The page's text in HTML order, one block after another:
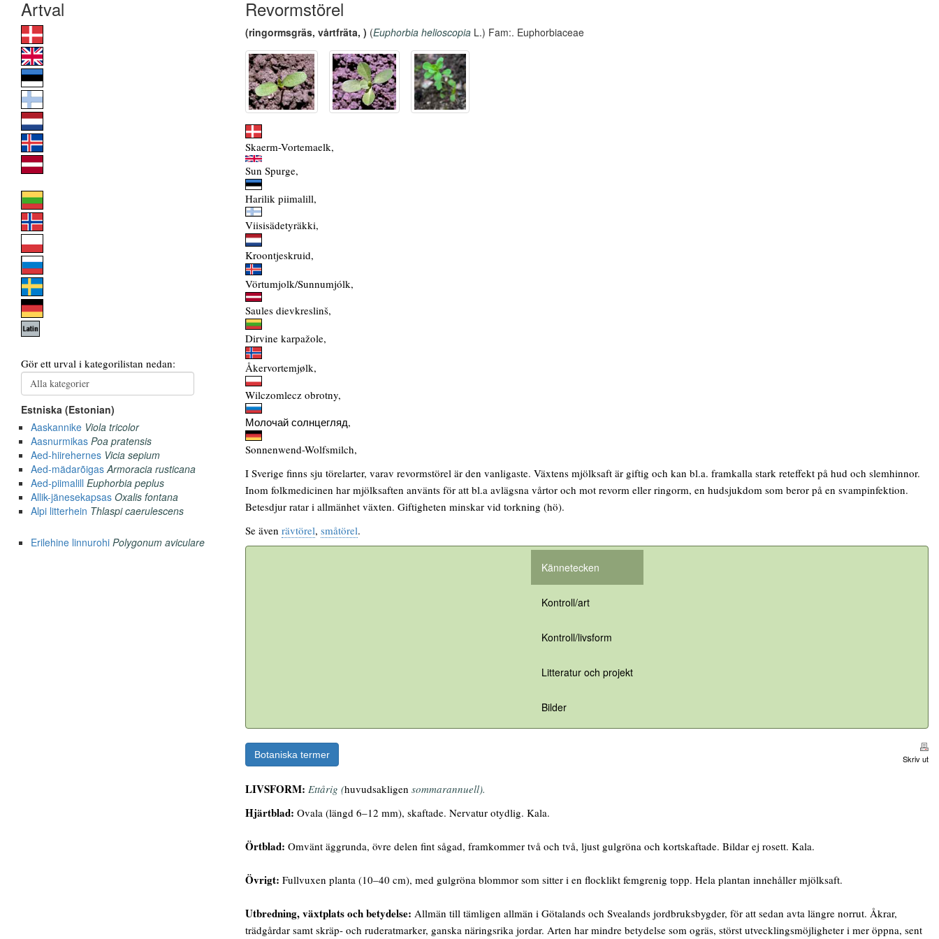
Revormstörel
(ringormsgräs, vårtfräta, ) (Euphorbia helioscopia L.) Fam:. Euphorbiaceae
Skaerm-Vortemaelk,
Sun Spurge,
Harilik piimalill,
Viisisädetyräkki,
Kroontjeskruid,
Vörtumjolk/Sunnumjólk,
Saules dievkreslinš,
Dirvine karpažole,
Åkervortemjølk,
Wilczomlecz obrotny,
Молочай солнцегляд,
Sonnenwend-Wolfsmilch,
I Sverige finns sju törelarter, varav revormstörel är den vanligaste. Växtens mjölksaft är giftig och kan bl.a. framkalla stark reteffekt på hud och slemhinnor.
Inom folkmedicinen har mjölksaften använts för att bl.a avlägsna vårtor och mot revorm eller ringorm, en hudsjukdom som beror på en svampinfektion.
Betesdjur ratar i allmänhet växten. Giftigheten minskar vid torkning (hö).
Se även rävtörel, småtörel.
Kännetecken
Kontroll/art
Kontroll/livsform
Litteratur och projekt
Bilder
Botaniska termer Skriv ut
LIVSFORM: Ettårig (huvudsakligen sommarannuell).
Hjärtblad: Ovala (längd 6–12 mm), skaftade. Nervatur otydlig. Kala.
Örtblad: Omvänt äggrunda, övre delen fint sågad, framkommer två och två, ljust gulgröna och kortskaftade. Bildar ej rosett. Kala.
Övrigt: Fullvuxen planta (10–40 cm), med gulgröna blommor som sitter i en flocklikt femgrenig topp. Hela plantan innehåller mjölksaft.
Utbredning, växtplats och betydelse: Allmän till tämligen allmän i Götalands och Svealands jordbruksbygder, för att sedan avta längre norrut. Åkrar,
trädgårdar samt skräp- och ruderatmarker, ganska näringsrika jordar. Arten har mindre betydelse som ogräs, störst utvecklingsmöjligheter i mer öppna, sent